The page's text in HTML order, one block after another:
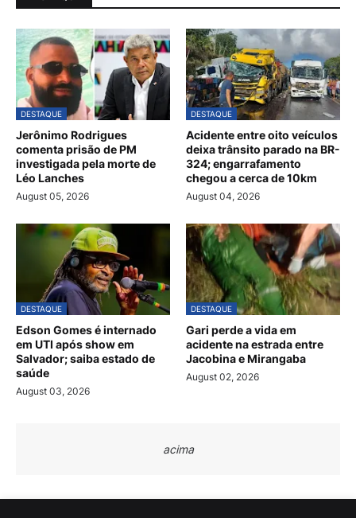
DESTAQUE
Jerônimo Rodrigues
comenta prisão de PM
investigada pela morte de
Léo Lanches
August 05, 2026
DESTAQUE
Acidente entre oito veículos
deixa trânsito parado na BR-
324; engarrafamento
chegou a cerca de 10km
August 04, 2026
DESTAQUE
Edson Gomes é internado
em UTI após show em
Salvador; saiba estado de
saúde
August 03, 2026
DESTAQUE
Gari perde a vida em
acidente na estrada entre
Jacobina e Mirangaba
August 02, 2026
acima